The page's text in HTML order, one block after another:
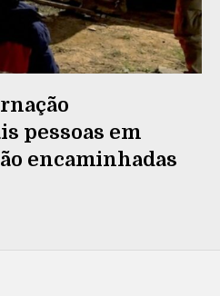
pessoas em
encaminhadas